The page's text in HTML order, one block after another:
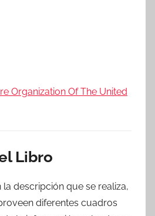
Organization Of The United
Libro
descripción que se realiza,
diferentes cuadros